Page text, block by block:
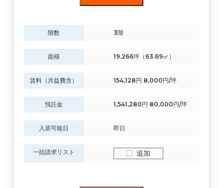
階数 3階
面積 19.266坪（63.69㎡）
賃料（共益費含） 154,128円 8,000円/坪
預託金 1,541,280円 80,000円/坪
入居可能日 即日
一括請求リスト 追加